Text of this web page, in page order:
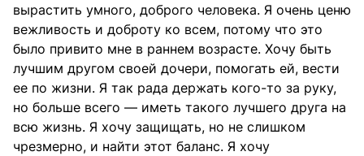
вырастить умного, доброго человека. Я очень ценю
вежливость и доброту ко всем, потому что это
было привито мне в раннем возрасте. Хочу быть ​​
лучшим другом своей дочери, помогать ей, вести
ее по жизни. Я так рада держать кого-то за руку,
но больше всего — иметь такого лучшего друга на
всю жизнь. Я хочу защищать, но не слишком
чрезмерно, и найти этот баланс. Я хочу